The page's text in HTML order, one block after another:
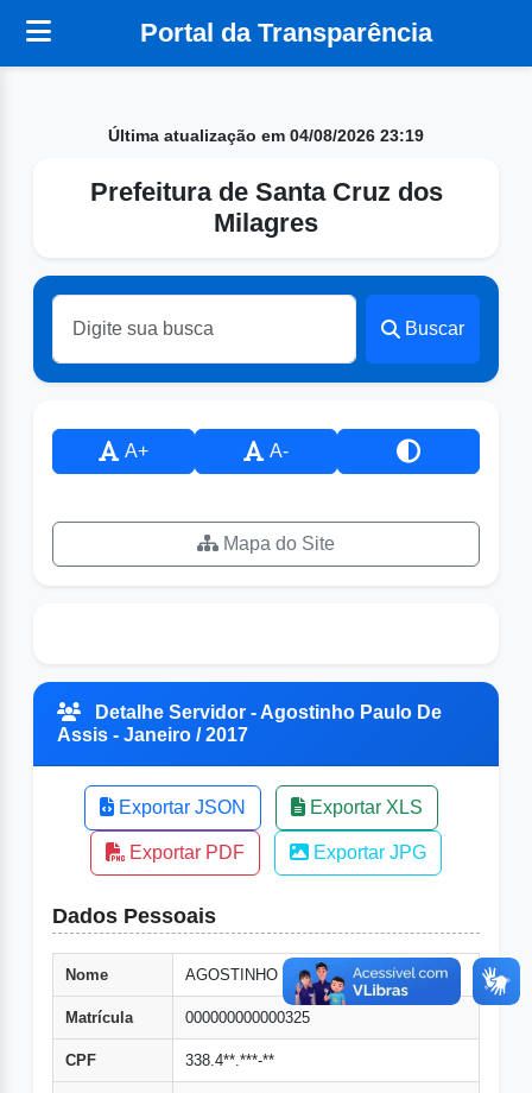
Portal da Transparência
Última atualização em 04/08/2026 23:19
Prefeitura de Santa Cruz dos
Milagres
Buscar
A+ A-
Mapa do Site
Detalhe Servidor - Agostinho Paulo De
Assis - Janeiro / 2017
Exportar JSON Exportar XLS
Exportar PDF Exportar JPG
Dados Pessoais
Nome AGOSTINHO PAULO DE ASSIS
Matrícula 000000000000325
CPF 338.4**.***-**